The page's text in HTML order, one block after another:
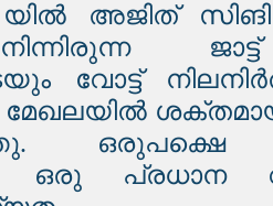
അജിത്
വോട്ട്
ഒരു പ്രധാന